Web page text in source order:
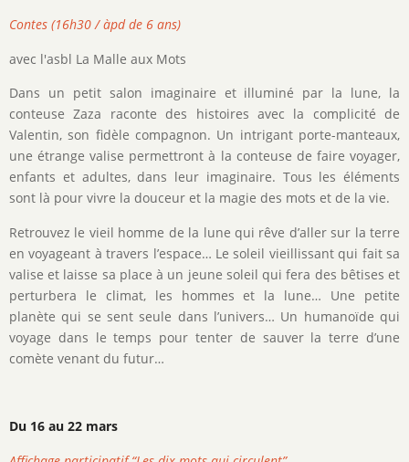
Contes (16h30 / àpd de 6 ans)
avec l'asbl La Malle aux Mots
Dans un petit salon imaginaire et illuminé par la lune, la
conteuse Zaza raconte des histoires avec la complicité de
Valentin, son fidèle compagnon. Un intrigant porte-manteaux,
une étrange valise permettront à la conteuse de faire voyager,
enfants et adultes, dans leur imaginaire. Tous les éléments
sont là pour vivre la douceur et la magie des mots et de la vie.
Retrouvez le vieil homme de la lune qui rêve d’aller sur la terre
en voyageant à travers l’espace… Le soleil vieillissant qui fait sa
valise et laisse sa place à un jeune soleil qui fera des bêtises et
perturbera le climat, les hommes et la lune… Une petite
planète qui se sent seule dans l’univers… Un humanoïde qui
voyage dans le temps pour tenter de sauver la terre d’une
comète venant du futur…
Du 16 au 22 mars